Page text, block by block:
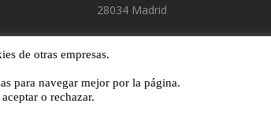
28034 Madrid
de otras empresas.
para navegar mejor por la página.
o rechazar.